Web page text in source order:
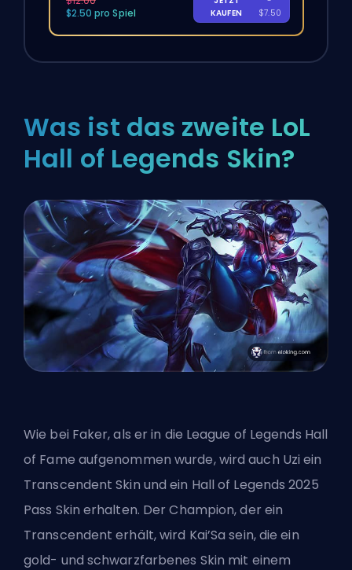
$2.50 pro Spiel
KAUFEN
$7.50
Was ist das zweite LoL
Hall of Legends Skin?
Wie bei Faker, als erin die League of Legends Hall
of Fame aufgenommen wurde, wird auch Uzi ein
Transcendent Skin und ein Hall of Legends 2025
Pass Skin erhalten. Der Champion, der ein
Transcendent erhält, wird Kai’Sa sein, die ein
gold- und schwarzfarbenes Skin mit einem